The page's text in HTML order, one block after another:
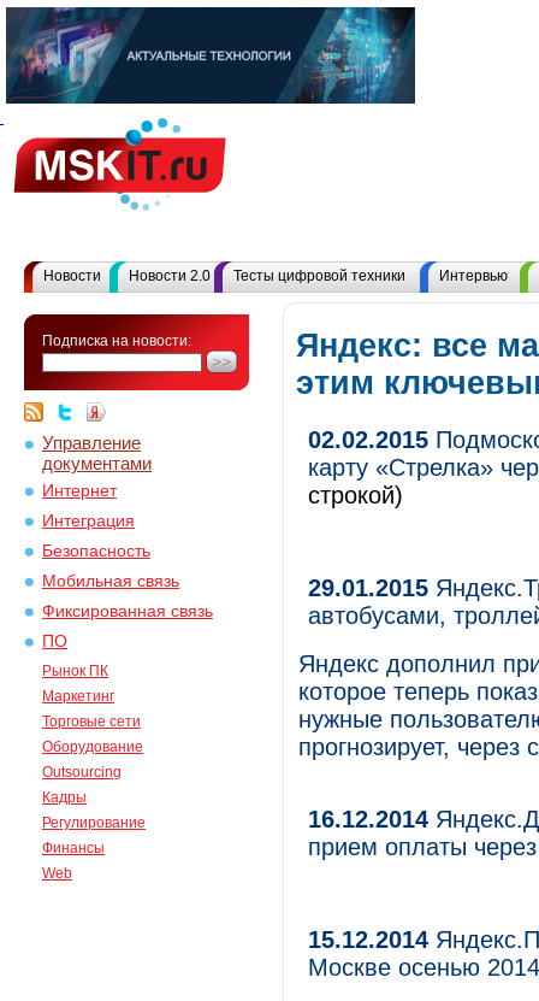
Новости Новости 2.0 Тесты цифровой техники Интервью
Подписка на новости:
Управление
документами
Интернет
Интеграция
Безопасность
Мобильная связь
Фиксированная связь
ПО
Рынок ПК
Маркетинг
Торговые сети
Оборудование
Outsourcing
Кадры
Регулирование
Финансы
Web
Яндекс: все
этим
02.02.2015
карту «Стрелка»
строкой)
29.01.2015
автобусами,
Яндекс дополнил
которое теперь
нужные
прогнозирует, через
16.12.2014
прием оплаты
15.12.2014
Москве осенью 2014